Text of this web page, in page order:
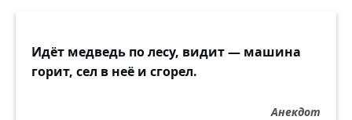
Идёт медведь по лесу, видит — машина
горит, сел в неё и сгорел.
Анекдот